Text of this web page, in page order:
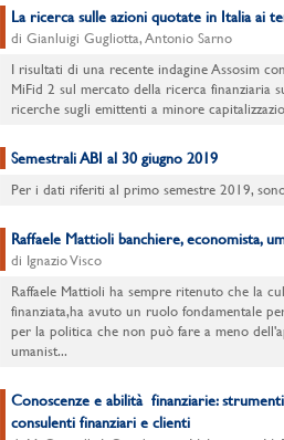
La ricerca sulle azioni quotate in Italia ai
di Gianluigi Gugliotta, Antonio Sarno
I risultati di una recente indagine Assosim
MiFid 2 sul mercato della ricerca finanziaria
ricerche sugli emittenti a minore
Semestrali ABI al 30 giugno 2019
Per i dati riferiti al primo semestre 2019,
Raffaele Mattioli banchiere, economista,
di Ignazio Visco
Raffaele Mattioli ha sempre ritenuto che la
finanziata,ha avuto un ruolo fondamentale
per la politica che non può fare a meno
umanist...
Conoscenze e abilità finanziarie:
consulenti finanziari e clienti